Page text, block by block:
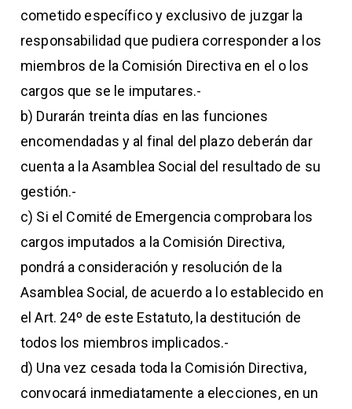
cometido específico y exclusivo de juzgar la
responsabilidad que pudiera corresponder a los
miembros de la Comisión Directiva en el o los
cargos que se le imputares.-
b) Durarán treinta días en las funciones
encomendadas y al final del plazo deberán dar
cuenta a la Asamblea Social del resultado de su
gestión.-
c) Si el Comité de Emergencia comprobara los
cargos imputados a la Comisión Directiva,
pondrá a consideración y resolución de la
Asamblea Social, de acuerdo a lo establecido en
el Art. 24º de este Estatuto, la destitución de
todos los miembros implicados.-
d) Una vez cesada toda la Comisión Directiva,
convocará inmediatamente a elecciones, en un